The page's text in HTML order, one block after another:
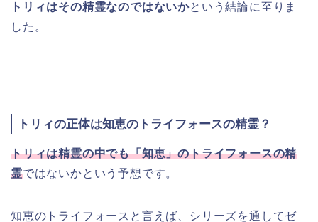
トリィはその精霊なのではないかという結論に至りま
した。
トリィの正体は知恵のトライフォースの精霊？
トリィは精霊の中でも「知恵」のトライフォースの精
霊ではないかという予想です。
知恵のトライフォースと言えば、シリーズを通してゼ